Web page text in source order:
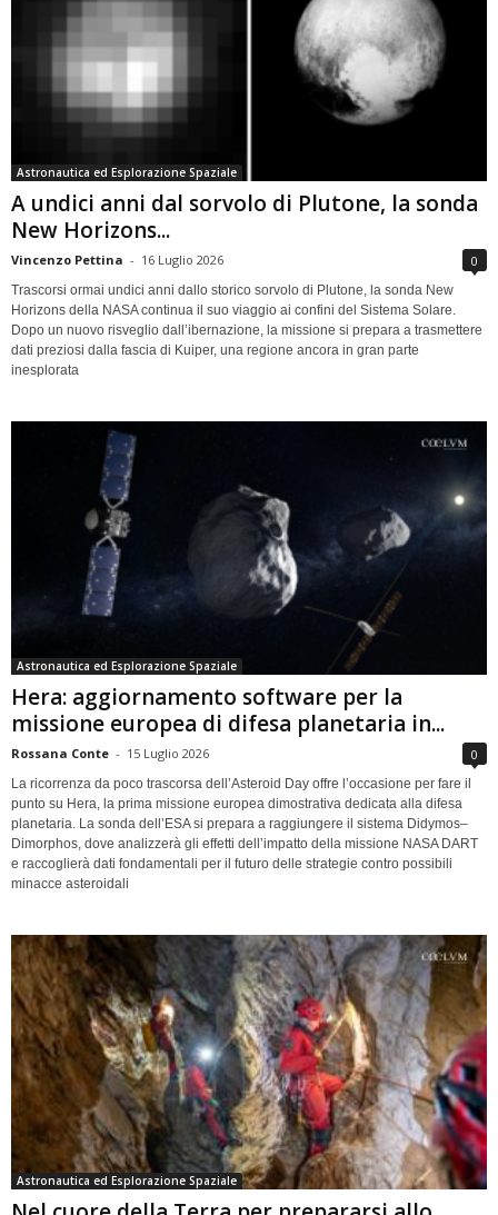
Astronautica ed Esplorazione Spaziale
A undici anni dal sorvolo di Plutone, la sonda
New Horizons...
Vincenzo Pettina - 16 Luglio 2026 0
Trascorsi ormai undici anni dallo storico sorvolo di Plutone, la sonda New
Horizons della NASA continua il suo viaggio ai confini del Sistema Solare.
Dopo un nuovo risveglio dall’ibernazione, la missione si prepara a trasmettere
dati preziosi dalla fascia di Kuiper, una regione ancora in gran parte
inesplorata
Astronautica ed Esplorazione Spaziale
Hera: aggiornamento software per la
missione europea di difesa planetaria in...
Rossana Conte - 15 Luglio 2026 0
La ricorrenza da poco trascorsa dell’Asteroid Day offre l’occasione per fare il
punto su Hera, la prima missione europea dimostrativa dedicata alla difesa
planetaria. La sonda dell’ESA si prepara a raggiungere il sistema Didymos–
Dimorphos, dove analizzerà gli effetti dell’impatto della missione NASA DART
e raccoglierà dati fondamentali per il futuro delle strategie contro possibili
minacce asteroidali
Astronautica ed Esplorazione Spaziale